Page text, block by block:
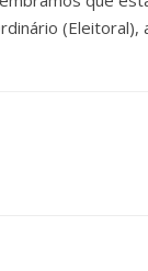
(Eleitoral),